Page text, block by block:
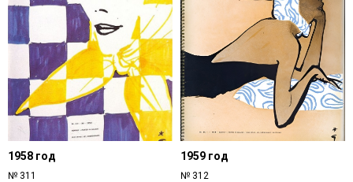
1958 год
№ 311
1959 год
№ 312